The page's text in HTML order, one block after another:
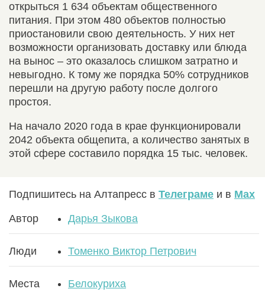
открыться 1 634 объектам общественного
питания. При этом 480 объектов полностью
приостановили свою деятельность. У них нет
возможности организовать доставку или блюда
на вынос – это оказалось слишком затратно и
невыгодно. К тому же порядка 50% сотрудников
перешли на другую работу после долгого
простоя.
На начало 2020 года в крае функционировали
2042 объекта общепита, а количество занятых в
этой сфере составило порядка 15 тыс. человек.
Подпишитесь на Алтапресс в Телеграме и в Max
Автор Дарья Зыкова
Люди Томенко Виктор Петрович
Места
Белокуриха